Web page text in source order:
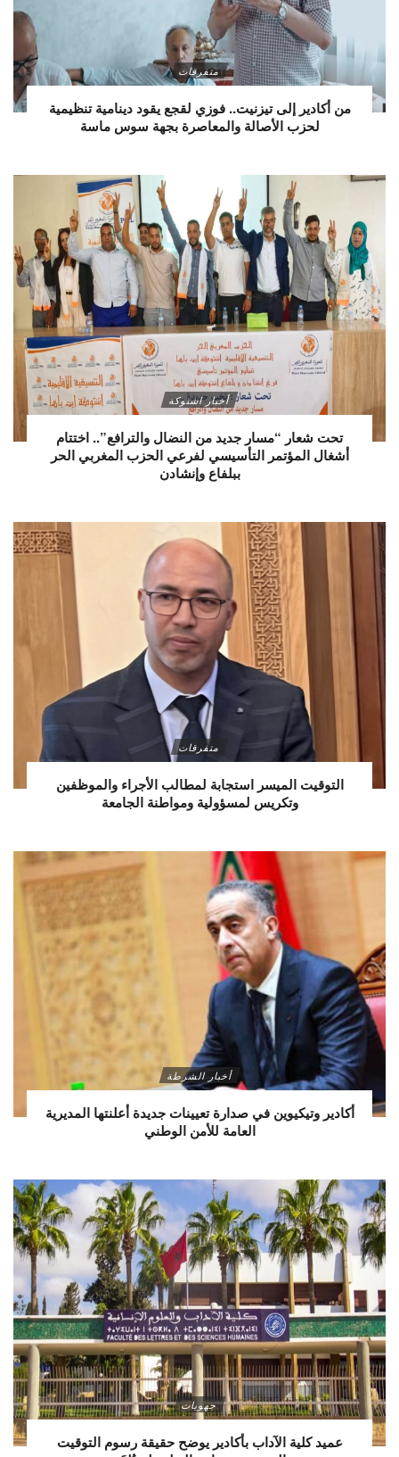
متفرقات
من أكادير إلى تيزنيت.. فوزي لقجع يقود دينامية تنظيمية
لحزب الأصالة والمعاصرة بجهة سوس ماسة
أخبار اشتوكة
تحت شعار “مسار جديد من النضال والترافع”.. اختتام
أشغال المؤتمر التأسيسي لفرعي الحزب المغربي الحر
ببلفاع وإنشادن
متفرقات
التوقيت الميسر استجابة لمطالب الأجراء والموظفين
وتكريس لمسؤولية ومواطنة الجامعة
أخبار الشرطة
أكادير وتيكيوين في صدارة تعيينات جديدة أعلنتها المديرية
العامة للأمن الوطني
جهويات
عميد كلية الآداب بأكادير يوضح حقيقة رسوم التوقيت